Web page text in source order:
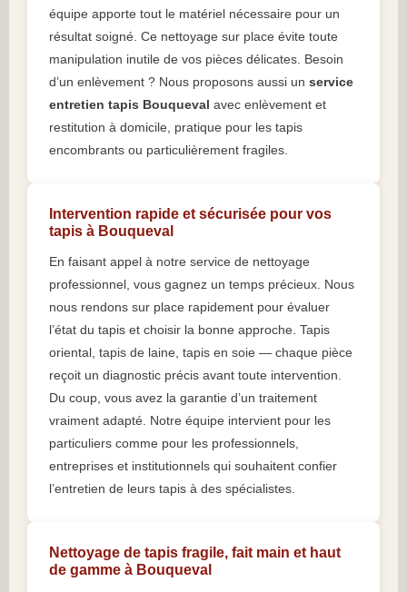
équipe apporte tout le matériel nécessaire pour un
résultat soigné. Ce nettoyage sur place évite toute
manipulation inutile de vos pièces délicates. Besoin
d’un enlèvement ? Nous proposons aussi un service
entretien tapis Bouqueval avec enlèvement et
restitution à domicile, pratique pour les tapis
encombrants ou particulièrement fragiles.
Intervention rapide et sécurisée pour vos
tapis à Bouqueval
En faisant appel à notre service de nettoyage
professionnel, vous gagnez un temps précieux. Nous
nous rendons sur place rapidement pour évaluer
l’état du tapis et choisir la bonne approche. Tapis
oriental, tapis de laine, tapis en soie — chaque pièce
reçoit un diagnostic précis avant toute intervention.
Du coup, vous avez la garantie d’un traitement
vraiment adapté. Notre équipe intervient pour les
particuliers comme pour les professionnels,
entreprises et institutionnels qui souhaitent confier
l’entretien de leurs tapis à des spécialistes.
Nettoyage de tapis fragile, fait main et haut
de gamme à Bouqueval